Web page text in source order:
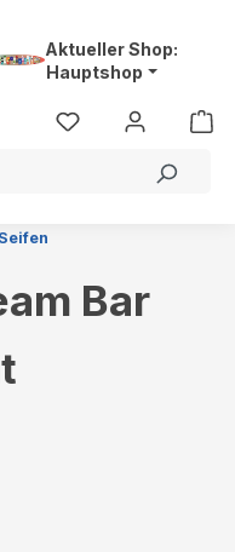
Aktueller Shop:
Hauptshop
Seifen
Bar